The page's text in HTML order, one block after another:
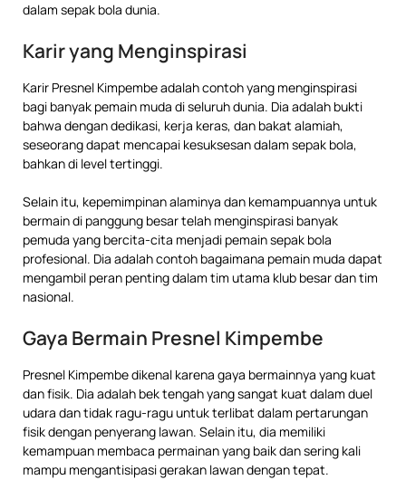
dalam sepak bola dunia.
Karir yang Menginspirasi
Karir Presnel Kimpembe adalah contoh yang menginspirasi
bagi banyak pemain muda di seluruh dunia. Dia adalah bukti
bahwa dengan dedikasi, kerja keras, dan bakat alamiah,
seseorang dapat mencapai kesuksesan dalam sepak bola,
bahkan di level tertinggi.
Selain itu, kepemimpinan alaminya dan kemampuannya untuk
bermain di panggung besar telah menginspirasi banyak
pemuda yang bercita-cita menjadi pemain sepak bola
profesional. Dia adalah contoh bagaimana pemain muda dapat
mengambil peran penting dalam tim utama klub besar dan tim
nasional.
Gaya Bermain Presnel Kimpembe
Presnel Kimpembe dikenal karena gaya bermainnya yang kuat
dan fisik. Dia adalah bek tengah yang sangat kuat dalam duel
udara dan tidak ragu-ragu untuk terlibat dalam pertarungan
fisik dengan penyerang lawan. Selain itu, dia memiliki
kemampuan membaca permainan yang baik dan sering kali
mampu mengantisipasi gerakan lawan dengan tepat.